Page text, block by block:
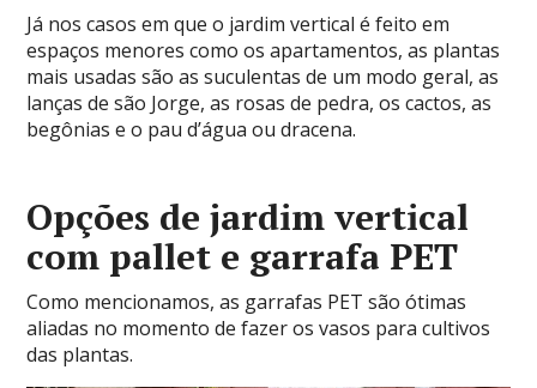
Já nos casos em que o jardim vertical é feito em
espaços menores como os apartamentos, as plantas
mais usadas são as suculentas de um modo geral, as
lanças de são Jorge, as rosas de pedra, os cactos, as
begônias e o pau d’água ou dracena.
Opções de jardim vertical
com pallet e garrafa PET
Como mencionamos, as garrafas PET são ótimas
aliadas no momento de fazer os vasos para cultivos
das plantas.